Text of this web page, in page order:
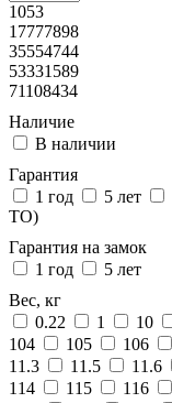
1053
17777898
35554744
53331589
71108434
Наличие
В наличии
Гарантия
1 год
5 лет
ТО)
Гарантия на замок
1 год
5 лет
Вес, кг
0.22
1 10
104
105 106
11.3
11.5 11.6
114
115 116